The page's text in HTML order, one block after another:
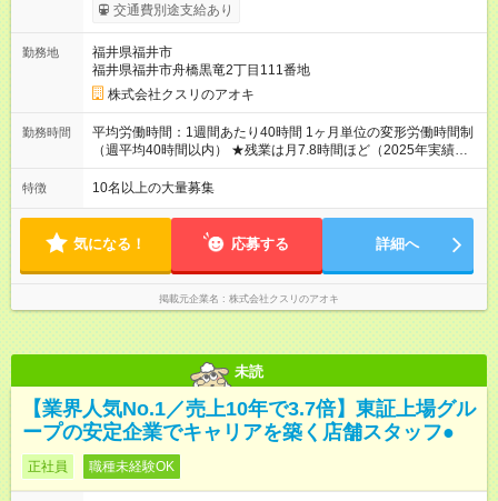
310，000円 高卒以上／月給211，000円～310，000円 ★エリア
手当（石川県、富山県、福井県、岐阜県、群馬県、茨城県 月1
種手当あり ★登録販売者資格保持者への月1万円支給を含む（実
務経験がない方にも同額を支給） ※ただし、短時間勤務・早番
固定社員は当社規定に従い額が変動 ＝＝＝＝＝＝＝＝＝＝＝＝
＝＝ ★職務給制度で実力次第で収入アップ！ 職務内容に応じて
給与が支払われ、昇格試験なく役職に就いた時点で年収がUPす
る制度です。 約4割の社員が入社3年目で店長に就いています。
交通費別途支給あり
勤務地
福井県福井市
福井県福井市舟橋黒竜2丁目111番地
株式会社クスリのアオキ
勤務時間
平均労働時間：1週間あたり40時間 1ヶ月単位の変形労働時間制
（週平均40時間以内） ★残業は月7.8時間ほど（2025年実績）
＜店舗の基本営業時間＞ 9時～22時 ※勤務時間は店舗により異
なります。 ＜シフト例＞ 早番：8時00分～17時00分 中番：11
1ヶ月単位の変形労働時間制（週平均40時間以内） ★残業は月
7.8時間ほど（2025年実績） ＜店舗の基本営業時間＞ 9時～22
時 ※勤務時間は店舗により異なります。 ＜シフト例＞ 早番：8
時00分～17時00分 中番：11時～20時 遅番：13時～22時
特徴 10名以上の大量募集
気になる！ 応募する 詳細へ
掲載元企業名 株式会社クスリのアオキ
未読
【業界人気No.1／売上10年で3.7倍】東証上場グル
ープの安定企業でキャリアを築く店舗スタッフ●
正社員 職種未経験OK